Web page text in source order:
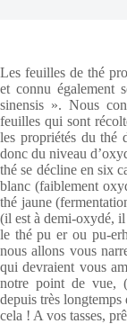
Les feuilles de thé
et connu également
sinensis ». Nous
feuilles qui sont
les propriétés du thé
donc du niveau
thé se décline en six
blanc (faiblement
thé jaune
(il est à demi-oxydé,
le thé pu er ou pu-
nous allons vous
qui devraient vous
notre point de vue,
depuis très
cela ! A vos tasses,